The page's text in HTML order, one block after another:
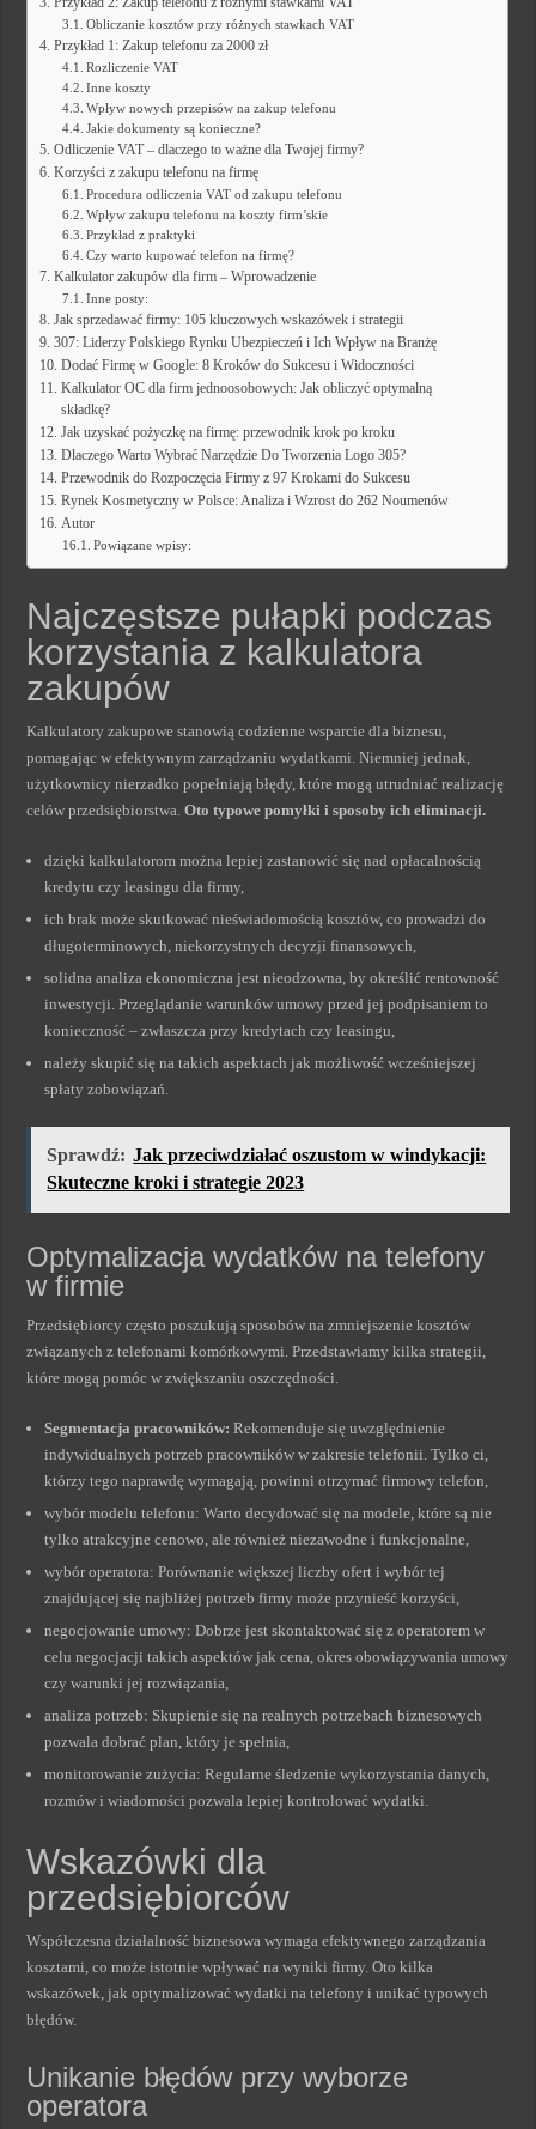
Obliczanie kosztów przy różnych stawkach VAT
Przykład 1: Zakup telefonu za 2000 zł
Rozliczenie VAT
Inne koszty
Wpływ nowych przepisów na zakup telefonu
Jakie dokumenty są konieczne?
Odliczenie VAT – dlaczego to ważne dla Twojej firmy?
Korzyści z zakupu telefonu na firmę
Procedura odliczenia VAT od zakupu telefonu
Wpływ zakupu telefonu na koszty firm’skie
Przykład z praktyki
Czy warto kupować telefon na firmę?
Kalkulator zakupów dla firm – Wprowadzenie
Inne posty:
Jak sprzedawać firmy: 105 kluczowych wskazówek i strategii
307: Liderzy Polskiego Rynku Ubezpieczeń i Ich Wpływ na Branżę
Dodać Firmę w Google: 8 Kroków do Sukcesu i Widoczności
Kalkulator OC dla firm jednoosobowych: Jak obliczyć optymalną
składkę?
Jak uzyskać pożyczkę na firmę: przewodnik krok po kroku
Dlaczego Warto Wybrać Narzędzie Do Tworzenia Logo 305?
Przewodnik do Rozpoczęcia Firmy z 97 Krokami do Sukcesu
Rynek Kosmetyczny w Polsce: Analiza i Wzrost do 262 Noumenów
Autor
Powiązane wpisy:
Najczęstsze pułapki podczas
korzystania z kalkulatora
zakupów
Kalkulatory zakupowe stanowią codzienne wsparcie dla biznesu,
pomagając w efektywnym zarządzaniu wydatkami. Niemniej jednak,
użytkownicy nierzadko popełniają błędy, które mogą utrudniać realizację
celów przedsiębiorstwa.Oto typowe pomyłki i sposoby ich eliminacji.
dzięki kalkulatorom można lepiej zastanowić się nad opłacalnością
kredytu czy leasingu dla firmy,
ich brak może skutkować nieświadomością kosztów, co prowadzi do
długoterminowych, niekorzystnych decyzji finansowych,
solidna analiza ekonomiczna jest nieodzowna, by określić rentowność
inwestycji. Przeglądanie warunków umowy przed jej podpisaniem to
konieczność – zwłaszcza przy kredytach czy leasingu,
należy skupić się na takich aspektach jak możliwość wcześniejszej
spłaty zobowiązań.
Sprawdź: Jak przeciwdziałać oszustom w windykacji:
Skuteczne kroki i strategie 2023
Optymalizacja wydatków na telefony
w firmie
Przedsiębiorcy często poszukują sposobów na zmniejszenie kosztów
związanych z telefonami komórkowymi. Przedstawiamy kilka strategii,
które mogą pomóc w zwiększaniu oszczędności.
Segmentacja pracowników: Rekomenduje się uwzględnienie
indywidualnych potrzeb pracowników w zakresie telefonii. Tylko ci,
którzy tego naprawdę wymagają, powinni otrzymać firmowy telefon,
wybór modelu telefonu: Warto decydować się na modele, które są nie
tylko atrakcyjne cenowo, ale również niezawodne i funkcjonalne,
wybór operatora: Porównanie większej liczby ofert i wybór tej
znajdującej się najbliżej potrzeb firmy może przynieść korzyści,
negocjowanie umowy: Dobrze jest skontaktować się z operatorem w
celu negocjacji takich aspektów jak cena, okres obowiązywania umowy
czy warunki jej rozwiązania,
analiza potrzeb: Skupienie się na realnych potrzebach biznesowych
pozwala dobrać plan, który je spełnia,
monitorowanie zużycia: Regularne śledzenie wykorzystania danych,
rozmów i wiadomości pozwala lepiej kontrolować wydatki.
Wskazówki dla
przedsiębiorców
Współczesna działalność biznesowa wymaga efektywnego zarządzania
kosztami, co może istotnie wpływać na wyniki firmy. Oto kilka
wskazówek, jak optymalizować wydatki na telefony i unikać typowych
błędów.
Unikanie błędów przy wyborze
operatora